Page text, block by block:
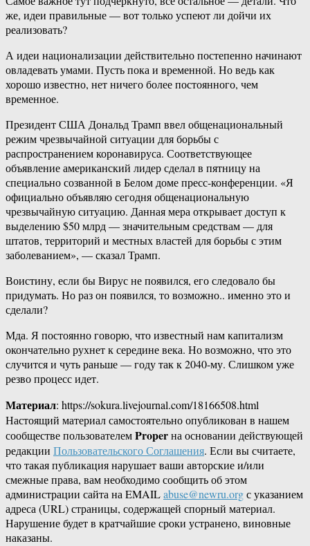
же, идеи правильные — вот только успеют ли дойчи их
реализовать?
А идеи национализации действительно постепенно начинают
овладевать умами. Пусть пока и временной. Но ведь как
хорошо известно, нет ничего более постоянного, чем
временное.
Президент США Дональд Трамп ввел общенациональный
режим чрезвычайной ситуации для борьбы с
распространением коронавируса. Соответствующее
объявление американский лидер сделал в пятницу на
специально созванной в Белом доме пресс-конференции. «Я
официально объявляю сегодня общенациональную
чрезвычайную ситуацию. Данная мера открывает доступ к
выделению $50 млрд — значительным средствам — для
штатов, территорий и местных властей для борьбы с этим
заболеванием», — сказал Трамп.
Воистину, если бы Вирус не появился, его следовало бы
придумать. Но раз он появился, то возможно.. именно это и
сделали?
Мда. Я постоянно говорю, что известный нам капитализм
окончательно рухнет к середине века. Но возможно, что это
случится и чуть раньше — году так к 2040-му. Слишком уже
резво процесс идет.
Материал: https://sokura.livejournal.com/18166508.html
Настоящий материал самостоятельно опубликован в нашем
сообществе пользователемProperна основании действующей
редакции Пользовательского Соглашения. Если вы считаете,
что такая публикация нарушает ваши авторские и/или
смежные права, вам необходимо сообщить об этом
администрации сайта на EMAILabuse@newru.orgс указанием
адреса (URL) страницы, содержащей спорный материал.
Нарушение будет в кратчайшие сроки устранено, виновные
наказаны.